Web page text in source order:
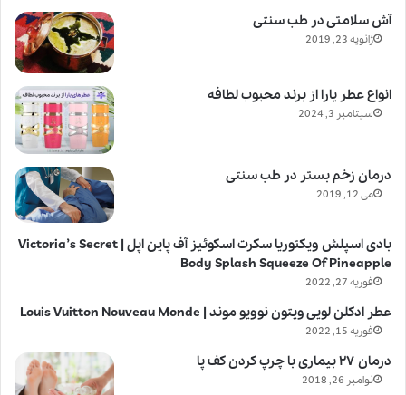
آش سلامتی در طب سنتی
ژانویه 23, 2019
انواع عطر یارا از برند محبوب لطافه
سپتامبر 3, 2024
درمان زخم بستر در طب سنتی
می 12, 2019
بادی اسپلش ویکتوریا سکرت اسکوئیز آف پاین اپل | Victoria’s Secret
Body Splash Squeeze Of Pineapple
فوریه 27, 2022
عطر ادکلن لویی ویتون نوویو موند | Louis Vuitton Nouveau Monde
فوریه 15, 2022
درمان ۲۷ بیماری با چرپ کردن کف پا
نوامبر 26, 2018